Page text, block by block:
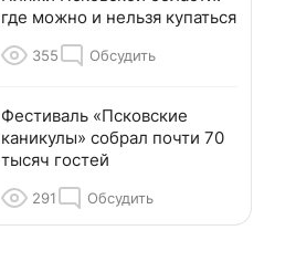
где можно и нельзя купаться
355 Обсудить
Фестиваль «Псковские
каникулы» собрал почти 70
тысяч гостей
291 Обсудить